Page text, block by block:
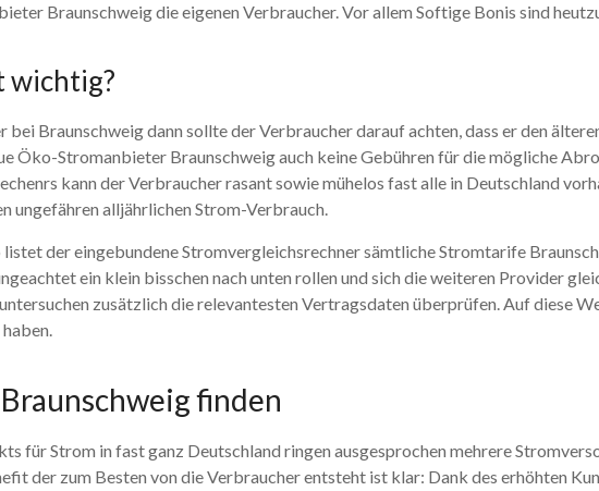
Braunschweig die eigenen Verbraucher. Vor allem Softige Bonis sind
wichtig?
Braunschweig dann sollte der Verbraucher darauf achten, dass er den
Öko-Stromanbieter Braunschweig auch keine Gebühren für die mögliche
kann der Verbraucher rasant sowie mühelos fast alle in Deutschland
ungefähren alljährlichen Strom-Verbrauch.
der eingebundene Stromvergleichsrechner sämtliche Stromtarife
ein klein bisschen nach unten rollen und sich die weiteren Provider
zusätzlich die relevantesten Vertragsdaten überprüfen. Auf diese
finden
für Strom in fast ganz Deutschland ringen ausgesprochen mehrere
der zum Besten von die Verbraucher entsteht ist klar: Dank des erhöhten